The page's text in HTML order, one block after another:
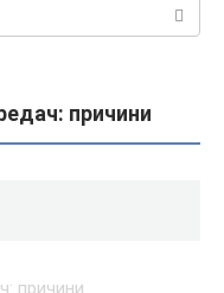
причини